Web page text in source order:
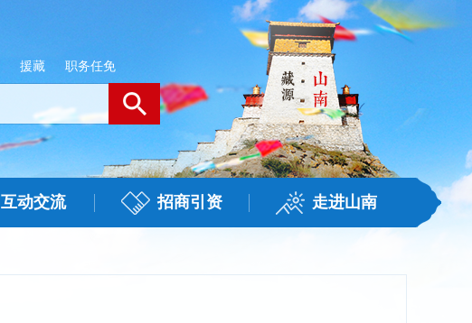
援藏 职务任免
互动交流 招商引资 走进山南